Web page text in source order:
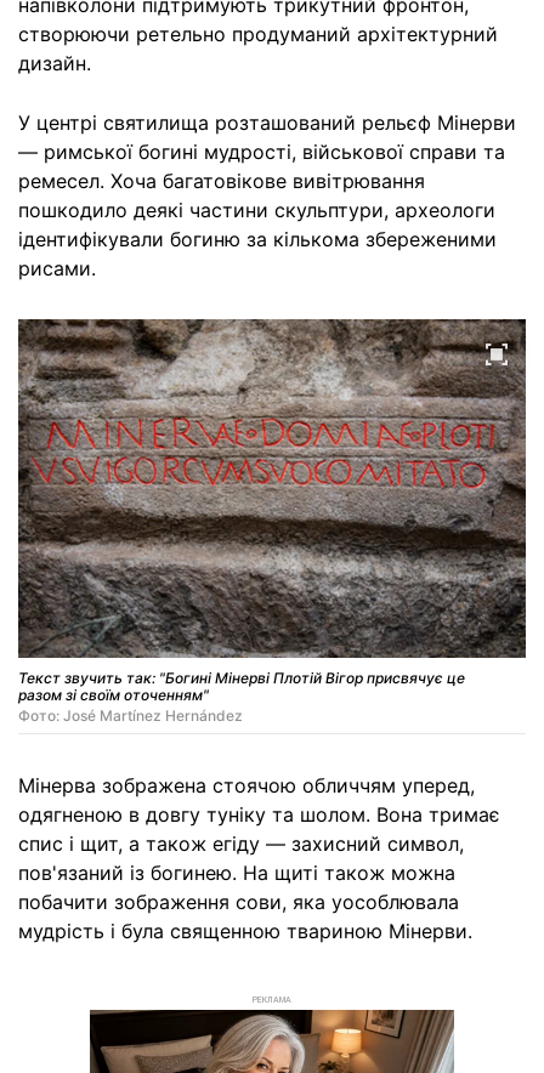
напівколони підтримують трикутний фронтон,
створюючи ретельно продуманий архітектурний
дизайн.
У центрі святилища розташований рельєф Мінерви
— римської богині мудрості, військової справи та
ремесел. Хоча багатовікове вивітрювання
пошкодило деякі частини скульптури, археологи
ідентифікували богиню за кількома збереженими
рисами.
Текст звучить так: "Богині Мінерві Плотій Вігор присвячує це
разом зі своїм оточенням"
Фото: José Martínez Hernández
Мінерва зображена стоячою обличчям уперед,
одягненою в довгу туніку та шолом. Вона тримає
спис і щит, а також егіду — захисний символ,
пов'язаний із богинею. На щиті також можна
побачити зображення сови, яка уособлювала
мудрість і була священною твариною Мінерви.
РЕКЛАМА